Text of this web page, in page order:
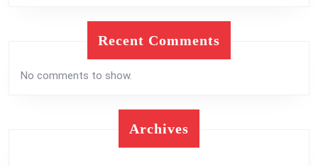
Recent Comments
No comments to show.
Archives